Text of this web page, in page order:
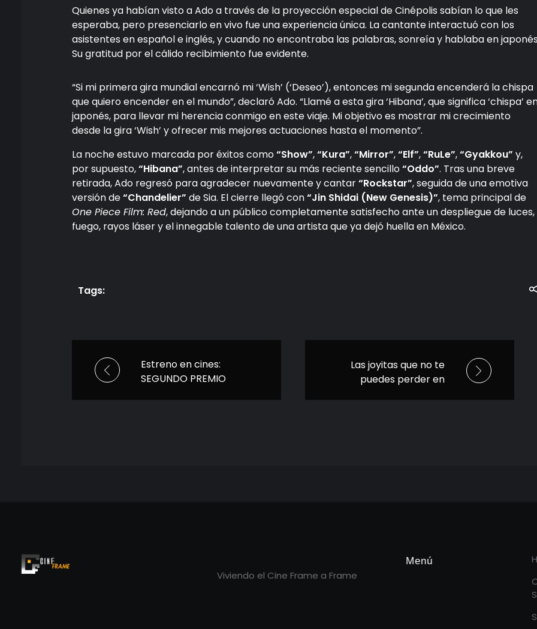
Quienes ya habían visto a Ado a través de la proyección especial de Cinépolis sabían lo que les
esperaba, pero presenciarlo en vivo fue una experiencia única. La cantante interactuó con los
asistentes en español e inglés, y cuando no encontraba las palabras, sonreía y hablaba en
Su gratitud por el cálido recibimiento fue evidente.
“Si mi primera gira mundial encarnó mi ‘Wish’ (‘Deseo’), entonces mi segunda encenderá la chispa
que quiero encender en el mundo”, declaró Ado. “Llamé a esta gira ‘Hibana’, que significa ‘chispa’
japonés, para llevar mi herencia conmigo en este viaje. Mi objetivo es mostrar mi crecimiento
desde la gira ‘Wish’ y ofrecer mis mejores actuaciones hasta el momento”.
La noche estuvo marcada por éxitos como“Show”,“Kura”,“Mirror”,“Elf”,“RuLe”,“Gyakkou” y,
por supuesto,“Hibana”, antes de interpretar su más reciente sencillo“Oddo”. Tras una breve
retirada, Ado regresó para agradecer nuevamente y cantar“Rockstar”, seguida de una emotiva
versión de“Chandelier” de Sia. El cierre llegó con“Jin Shidai (New Genesis)”, tema principal de
One Piece Film: Red, dejando a un público completamente satisfecho ante un despliegue de luces,
fuego, rayos láser y el innegable talento de una artista que ya dejó huella en México.
Tags:
Estreno en cines:
SEGUNDO PREMIO
Las joyitas que no te
puedes perder en
Viviendo el Cine Frame a Frame
Menú